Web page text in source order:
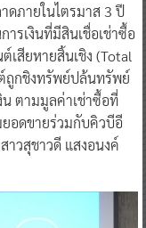
ดภายในไตรมาส 3 ปี
รเงินที่มีสินเชื่อเช่าซื้อ
เสียหายสิ้นเชิง (Total
ถูกชิงทรัพย์ปล้นทรัพย์
ตามมูลค่าเช่าซื้อที่
ยอดขายร่วมกับคิวบีอี
าวสุชาวดี แสงอนงค์